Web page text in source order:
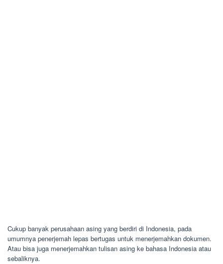
Cukup banyak perusahaan asing yang berdiri di Indonesia, pada
umumnya penerjemah lepas bertugas untuk menerjemahkan dokumen.
Atau bisa juga menerjemahkan tulisan asing ke bahasa Indonesia atau
sebaliknya.